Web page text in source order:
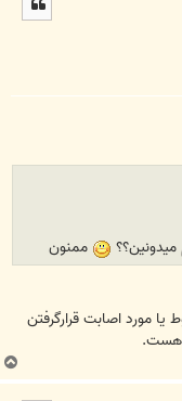
ممنون
مورد اصابت قرارگرفتن
ب
ا